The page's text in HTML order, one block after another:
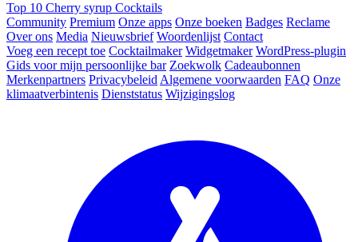
Top 10 Cherry syrup Cocktails
Community Premium Onze apps Onze boeken Badges Reclame
Over ons Media Nieuwsbrief Woordenlijst Contact
Voeg een recept toe Cocktailmaker Widgetmaker WordPress-plugin
Gids voor mijn persoonlijke bar Zoekwolk Cadeaubonnen
Merkenpartners Privacybeleid Algemene voorwaarden FAQ Onze
klimaatverbintenis Dienststatus Wijzigingslog